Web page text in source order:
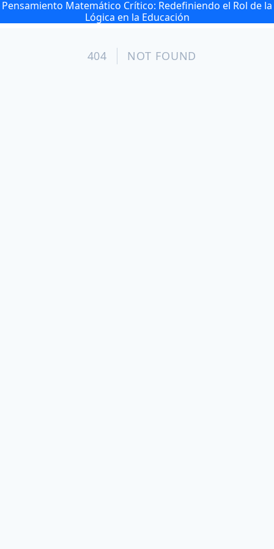
Pensamiento Matemático Crítico: Redefiniendo el Rol de la
Lógica en la Educación